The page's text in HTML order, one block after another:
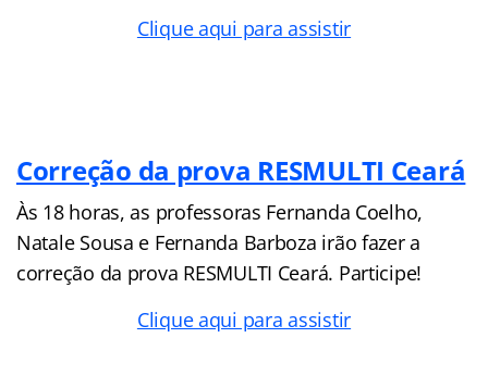
Clique aqui para assistir
Correção da prova RESMULTI Ceará
Às 18 horas, as professoras Fernanda Coelho,
Natale Sousa e Fernanda Barboza irão fazer a
correção da prova RESMULTI Ceará. Participe!
Clique aqui para assistir